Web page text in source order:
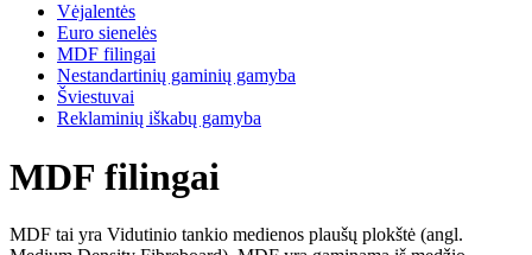
Vėjalentės
Euro sienelės
MDF filingai
Nestandartinių gaminių gamyba
Šviestuvai
Reklaminių iškabų gamyba
MDF filingai
MDF tai yra Vidutinio tankio medienos plaušų plokštė (angl.